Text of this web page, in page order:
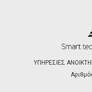
ΥΠΗΡΕΣΙΕΣ